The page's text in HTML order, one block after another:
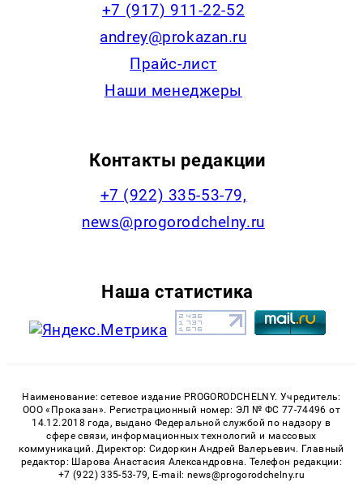
+7 (917) 911-22-52
andrey@prokazan.ru
Прайс-лист
Наши менеджеры
Контакты редакции
+7 (922) 335-53-79,
news@progorodchelny.ru
Наша статистика
Наименование: сетевое издание PROGORODCHELNY. Учредитель:
ООО «Проказан». Регистрационный номер: ЭЛ № ФС 77-74496 от
14.12.2018 года, выдано Федеральной службой по надзору в
сфере связи, информационных технологий и массовых
коммуникаций. Директор: Сидоркин Андрей Валерьевич. Главный
редактор: Шарова Анастасия Александровна. Телефон редакции:
+7 (922) 335-53-79, E-mail: news@progorodchelny.ru